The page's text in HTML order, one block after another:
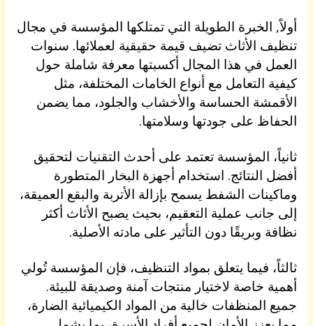
أولاً, الخبرة الطويلة التي تمتلكها المؤسسة في مجال
تنظيف الأثاث تضيف قيمة حقيقية لعملائها. سنوات
العمل في هذا المجال أكسبتها معرفة شاملة حول
كيفية التعامل مع أنواع الخامات المختلفة، مثل
الأقمشة الحساسة والأخشاب والجلود، مما يضمن
الحفاظ على جودتها وسلامتها.
ثانياً، المؤسسة تعتمد على أحدث التقنيات لتحقيق
أفضل النتائج. استخدام أجهزة البخار المتطورة
وماكينات الشفط يسمح بإزالة الأتربة والبقع العميقة،
إلى جانب عملية التعقيم، بحيث يصبح الأثاث أكثر
نظافة وبريقًا دون التأثير على مادته الأصلية.
ثالثاً، فيما يتعلق بمواد التنظيف، فإن المؤسسة تُولي
أهمية خاصة لاختيار منتجات آمنة وصديقة للبيئة.
جميع المنظفات خالية من المواد الكيميائية الضارة،